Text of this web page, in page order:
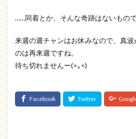
……同着とか、そんな奇跡はないもので
来週の週チャンはお休みなので、真
のは再来週ですね。
待ち切れませんー(>｡<)